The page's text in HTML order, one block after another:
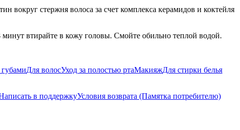
вокруг стержня волоса за счет комплекса керамидов и коктейля
втирайте в кожу головы. Смойте обильно теплой водой.
губамиДля волосУход за полостью ртаМакияжДля стирки белья
в поддержкуУсловия возврата (Памятка потребителю)